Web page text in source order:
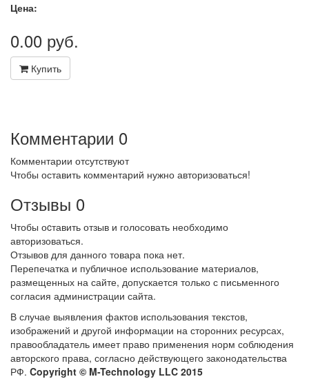
Цена:
0.00 руб.
Купить
Комментарии 0
Комментарии отсутствуют
Чтобы оставить комментарий нужно авторизоваться!
Отзывы 0
Чтобы оcтавить отзыв и голосовать необходимо
авторизоваться.
Отзывов для данного товара пока нет.
Перепечатка и публичное использование материалов,
размещенных на сайте, допускается только с письменного
согласия администрации сайта.
В случае выявления фактов использования текстов,
изображений и другой информации на сторонних ресурсах,
правообладатель имеет право применения норм соблюдения
авторского права, согласно действующего законодательства
РФ. Copyright © M-Technology LLC 2015